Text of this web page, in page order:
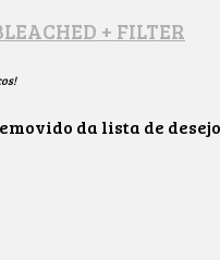
+ FILTER
da lista de